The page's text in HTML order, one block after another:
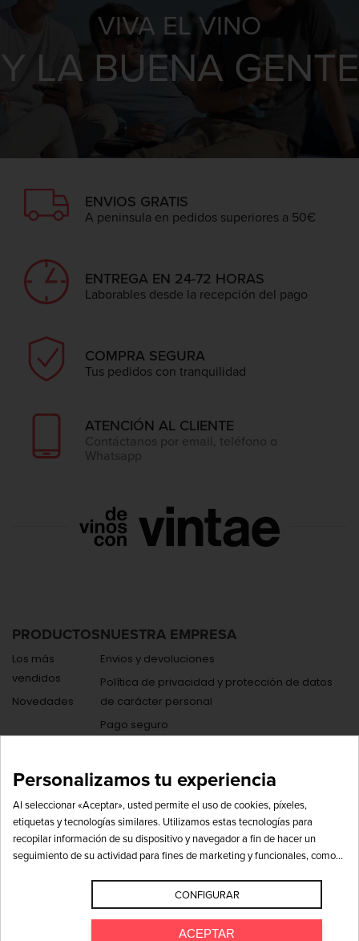
VIVA EL VINO
Y LA BUENA GENTE
ENVIOS GRATIS
A peninsula en pedidos superiores a 50€
ENTREGA EN 24-72 HORAS
Laborables desde la recepción del pago
COMPRA SEGURA
Tus pedidos con tranquilidad
ATENCIÓN AL CLIENTE
Contáctanos por email, teléfono o
Whatsapp
POLÍTICA DE COOKIES
AVISO LEGAL
PRODUCTOS
Los más
vendidos
Novedades
NUESTRA EMPRESA
Envios y devoluciones
Política de privacidad y protección de datos
de carácter personal
Pago seguro
Mapa del sitio
Código ético y de conducta
Personalizamos tu experiencia
Al seleccionar «Aceptar», usted permite el uso de cookies, píxeles,
etiquetas y tecnologías similares. Utilizamos estas tecnologías para
recopilar información de su dispositivo y navegador a fin de hacer un
seguimiento de su actividad para fines de marketing y funcionales, como
permiso podemos compartir esta información con terceros, incluidos socios
publicitarios de redes sociales como Google, Facebook e Instagram, para
fines de marketing. Visite nuestro Aviso de privacidad (consulte la sección
CONFIGURAR
ACEPTAR